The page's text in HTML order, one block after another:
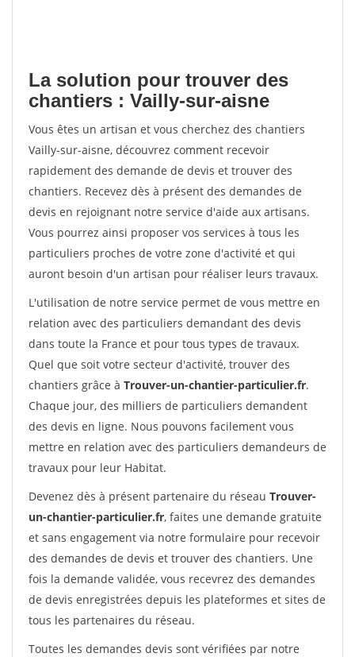
La solution pour trouver des
chantiers : Vailly-sur-aisne
Vous êtes un artisan et vous cherchez des chantiers
Vailly-sur-aisne, découvrez comment recevoir
rapidement des demande de devis et trouver des
chantiers. Recevez dès à présent des demandes de
devis en rejoignant notre service d'aide aux artisans.
Vous pourrez ainsi proposer vos services à tous les
particuliers proches de votre zone d'activité et qui
auront besoin d'un artisan pour réaliser leurs travaux.
L'utilisation de notre service permet de vous mettre en
relation avec des particuliers demandant des devis
dans toute la France et pour tous types de travaux.
Quel que soit votre secteur d'activité, trouver des
chantiers grâce à Trouver-un-chantier-particulier.fr.
Chaque jour, des milliers de particuliers demandent
des devis en ligne. Nous pouvons facilement vous
mettre en relation avec des particuliers demandeurs de
travaux pour leur Habitat.
Devenez dès à présent partenaire du réseau Trouver-
un-chantier-particulier.fr, faites une demande gratuite
et sans engagement via notre formulaire pour recevoir
des demandes de devis et trouver des chantiers. Une
fois la demande validée, vous recevrez des demandes
de devis enregistrées depuis les plateformes et sites de
tous les partenaires du réseau.
Toutes les demandes devis sont vérifiées par notre